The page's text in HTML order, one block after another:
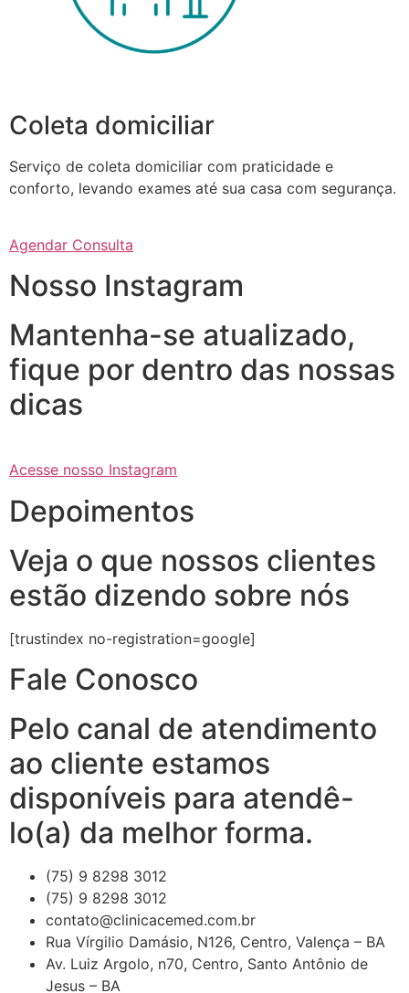
Coleta domiciliar
Serviço de coleta domiciliar com praticidade e
conforto, levando exames até sua casa com segurança.
Agendar Consulta
Nosso Instagram
Mantenha-se atualizado,
fique por dentro das nossas
dicas
Acesse nosso Instagram
Depoimentos
Veja o que nossos clientes
estão dizendo sobre nós
[trustindex no-registration=google]
Fale Conosco
Pelo canal de atendimento
ao cliente estamos
disponíveis para atendê-
lo(a) da melhor forma.
(75) 9 8298 3012
(75) 9 8298 3012
contato@clinicacemed.com.br
Rua Vírgilio Damásio, N126, Centro, Valença – BA
Av. Luiz Argolo, n70, Centro, Santo Antônio de
Jesus – BA